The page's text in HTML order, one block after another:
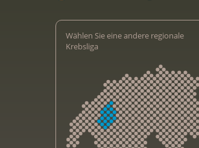
Wählen Sie eine andere regionale
Krebsliga